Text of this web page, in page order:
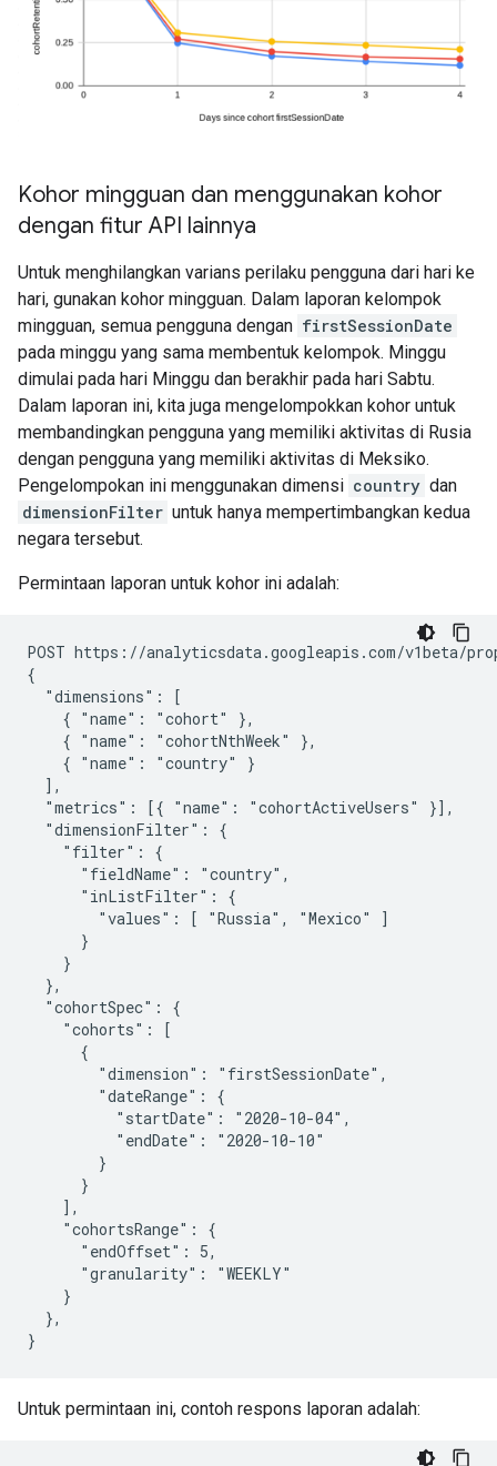
Kohor mingguan dan menggunakan kohor
dengan fitur API lainnya
Untuk menghilangkan varians perilaku pengguna dari hari ke
hari, gunakan kohor mingguan. Dalam laporan kelompok
mingguan, semua pengguna dengan firstSessionDate
pada minggu yang sama membentuk kelompok. Minggu
dimulai pada hari Minggu dan berakhir pada hari Sabtu.
Dalam laporan ini, kita juga mengelompokkan kohor untuk
membandingkan pengguna yang memiliki aktivitas di Rusia
dengan pengguna yang memiliki aktivitas di Meksiko.
Pengelompokan ini menggunakan dimensi country dan
dimensionFilter untuk hanya mempertimbangkan kedua
negara tersebut.
Permintaan laporan untuk kohor ini adalah:
POST https://analyticsdata.googleapis.com/v1beta/
{
  "dimensions": [
    { "name": "cohort" },
    { "name": "cohortNthWeek" },
    { "name": "country" }
  ],
  "metrics": [{ "name": "cohortActiveUsers" }],
  "dimensionFilter": {
    "filter": {
      "fieldName": "country",
      "inListFilter": {
        "values": [ "Russia", "Mexico" ]
      }
    }
  },
  "cohortSpec": {
    "cohorts": [
      {
        "dimension": "firstSessionDate",
        "dateRange": {
          "startDate": "2020-10-04",
          "endDate": "2020-10-10"
        }
      }
    ],
    "cohortsRange": {
      "endOffset": 5,
      "granularity": "WEEKLY"
    }
  },
Untuk permintaan ini, contoh respons laporan adalah: